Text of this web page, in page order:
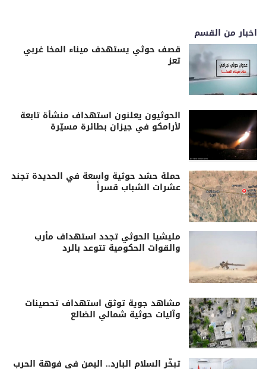
اخبار من القسم
قصف حوثي يستهدف ميناء المخا غربي
تعز
الحوثيون يعلنون استهداف منشأة تابعة
لأرامكو في جيزان بطائرة مسيّرة
حملة حشد حوثية واسعة في الحديدة تجند
عشرات الشباب قسراً
مليشيا الحوثي تجدد استهداف مأرب
والقوات الحكومية تتوعد بالرد
مشاهد جوية توثق استهداف تحصينات
وآليات حوثية شمالي الضالع
تبخّر السلام البارد.. اليمن في فوهة الحرب